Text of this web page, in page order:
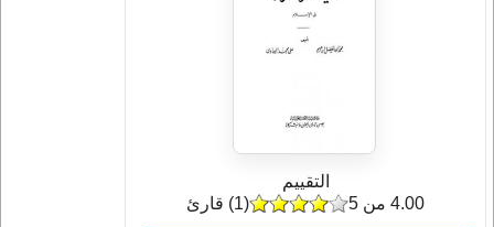
التقييم
(
1) قارئ 4.00 من 5